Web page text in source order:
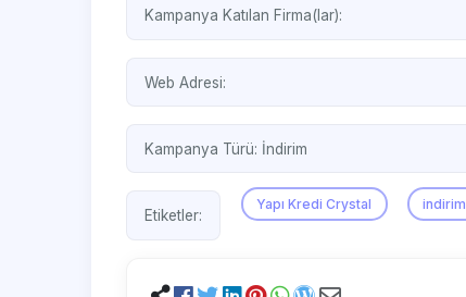
Kampanya Katılan Firma(lar):
Web Adresi:
Kampanya Türü: İndirim
Etiketler:
Yapı Kredi Crystal indirim